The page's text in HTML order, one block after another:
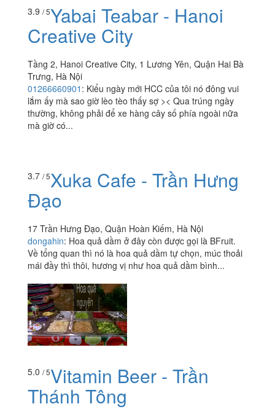
3.9 / 5Yabai Teabar - Hanoi
Creative City
Tầng 2, Hanoi Creative City, 1 Lương Yên, Quận Hai Bà
Trưng, Hà Nội
01266660901 : Kiểu ngày mới HCC của tôi nó đông vui
lắm ấy mà sao giờ lèo tèo thấy sợ >< Qua trúng ngày
thường, không phải để xe hàng cây số phía ngoài nữa
mà giờ có...
3.7/ 5Xuka Cafe - Trần Hưng
Đạo
dongahin:Hoa quả dầm ở đây còn được gọi là BFruit.
Về tổng quan thì nó là hoa quả dầm tự chọn, múc thoải
mái đầy thì thôi, hương vị như hoa quả dầm bình...